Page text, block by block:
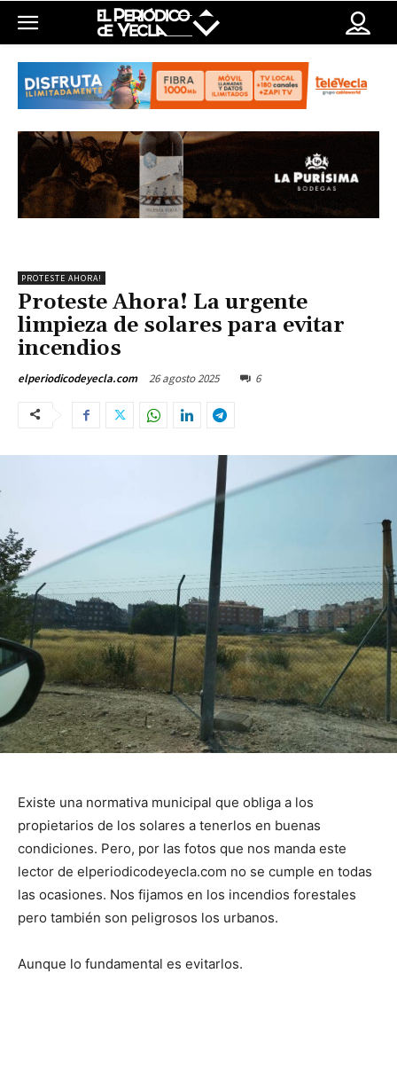
PROTESTE AHORA!
Proteste Ahora! La urgente
limpieza de solares para evitar
incendios
elperiodicodeyecla.com 26 agosto 2025 6
Existe una normativa municipal que obliga a los
propietarios de los solares a tenerlos en buenas
condiciones. Pero, por las fotos que nos manda este
lector de elperiodicodeyecla.com no se cumple en todas
las ocasiones. Nos fijamos en los incendios forestales
pero también son peligrosos los urbanos.
Aunque lo fundamental es evitarlos.